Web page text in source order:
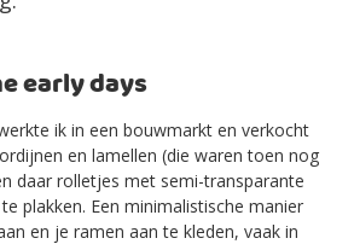
early days
ik in een bouwmarkt en verkocht
en lamellen (die waren toen nog
daar rolletjes met semi-transparante
plakken. Een minimalistische manier
en je ramen aan te kleden, vaak in